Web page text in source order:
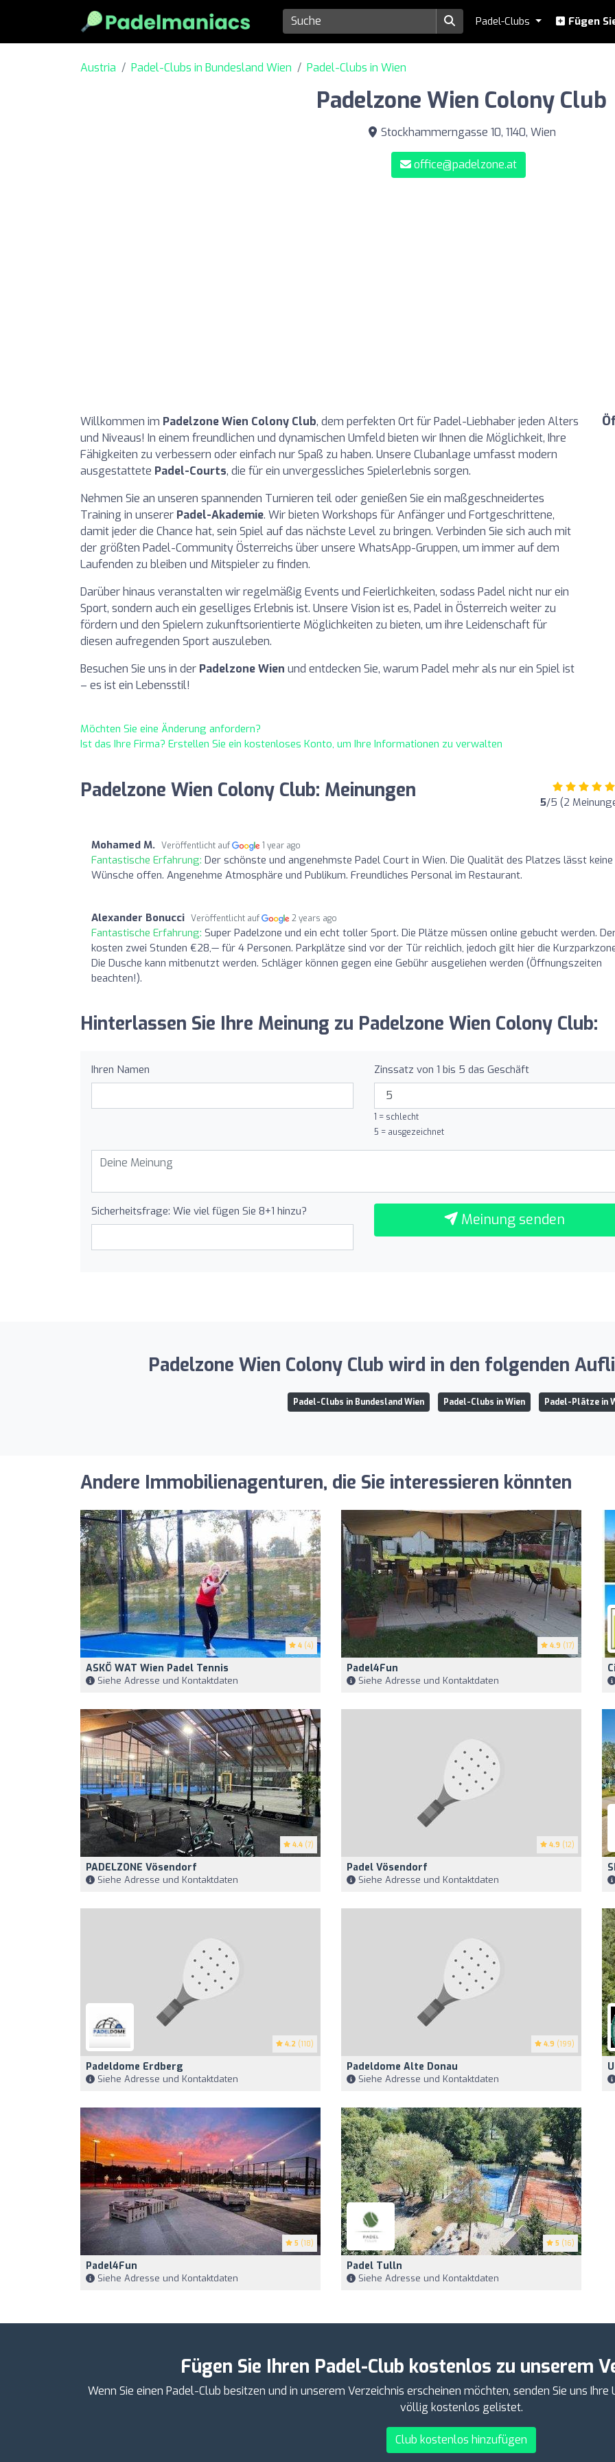
Padel-Clubs Fügen
Austria Padel-Clubs in Bundesland Wien Padel-Clubs in Wien
Padelzone Wien Colony Club
Stockhammerngasse 10, 1140, Wien
office@padelzone.at
Willkommen im Padelzone Wien Colony Club, dem perfekten Ort für Padel-Liebhaber jeden Alters
und Niveaus! In einem freundlichen und dynamischen Umfeld bieten wir Ihnen die Möglichkeit, Ihre
Fähigkeiten zu verbessern oder einfach nur Spaß zu haben. Unsere Clubanlage umfasst modern
ausgestattete Padel-Courts, die für ein unvergessliches Spielerlebnis sorgen.
Nehmen Sie an unseren spannenden Turnieren teil oder genießen Sie ein maßgeschneidertes
Training in unserer Padel-Akademie. Wir bieten Workshops für Anfänger und Fortgeschrittene,
damit jeder die Chance hat, sein Spiel auf das nächste Level zu bringen. Verbinden Sie sich auch mit
der größten Padel-Community Österreichs über unsere WhatsApp-Gruppen, um immer auf dem
Laufenden zu bleiben und Mitspieler zu finden.
Darüber hinaus veranstalten wir regelmäßig Events und Feierlichkeiten, sodass Padel nicht nur ein
Sport, sondern auch ein geselliges Erlebnis ist. Unsere Vision ist es, Padel in Österreich weiter zu
fördern und den Spielern zukunftsorientierte Möglichkeiten zu bieten, um ihre Leidenschaft für
diesen aufregenden Sport auszuleben.
Besuchen Sie uns in der Padelzone Wien und entdecken Sie, warum Padel mehr als nur ein Spiel ist
– es ist ein Lebensstil!
Möchten Sie eine Änderung anfordern?
Ist das Ihre Firma? Erstellen Sie ein kostenloses Konto, um Ihre Informationen zu verwalten
Padelzone Wien Colony Club: Meinungen 5/5 (2
Mohamed M. Veröffentlicht auf 1 year ago
Fantastische Erfahrung: Der schönste und angenehmste Padel Court in Wien. Die Qualität des Platzes lässt keine
Wünsche offen. Angenehme Atmosphäre und Publikum. Freundliches Personal im Restaurant.
Alexander Bonucci Veröffentlicht auf 2 years ago
Fantastische Erfahrung: Super Padelzone und ein echt toller Sport. Die Plätze müssen online gebucht werden.
kosten zwei Stunden €28,— für 4 Personen. Parkplätze sind vor der Tür reichlich, jedoch gilt hier die
Die Dusche kann mitbenutzt werden. Schläger können gegen eine Gebühr ausgeliehen werden (Öffnungszeiten
beachten!).
Hinterlassen Sie Ihre Meinung zu Padelzone Wien Colony Club:
Ihren Namen Zinssatz von 1 bis 5 das Geschäft
1 = schlecht
5 = ausgezeichnet
Sicherheitsfrage: Wie viel fügen Sie 8+1 hinzu? Meinung senden
Padelzone Wien Colony Club wird in den folgenden
Padel-Clubs in Bundesland Wien Padel-Clubs in Wien Padel-Plätze in
Andere Immobilienagenturen, die Sie interessieren könnten
4 (4)
ASKÖ WAT Wien Padel Tennis
Siehe Adresse und Kontaktdaten
4.9 (17)
Padel4Fun
Siehe Adresse und Kontaktdaten
4.4 (7)
PADELZONE Vösendorf
Siehe Adresse und Kontaktdaten
4.9 (12)
Padel Vösendorf
Siehe Adresse und Kontaktdaten
4.2 (110)
Padeldome Erdberg
Siehe Adresse und Kontaktdaten
4.9 (199)
Padeldome Alte Donau
Siehe Adresse und Kontaktdaten
5 (18)
Padel4Fun
Siehe Adresse und Kontaktdaten
5 (16)
Padel Tulln
Siehe Adresse und Kontaktdaten
Fügen Sie Ihren Padel-Club kostenlos zu unserem
Wenn Sie einen Padel-Club besitzen und in unserem Verzeichnis erscheinen möchten, senden Sie uns
völlig kostenlos gelistet.
Club kostenlos hinzufügen